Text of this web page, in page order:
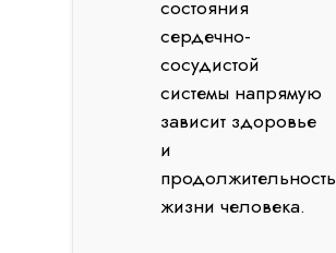
состояния
сердечно-
сосудистой
системы напрямую
зависит здоровье
и
продолжительность
жизни человека.